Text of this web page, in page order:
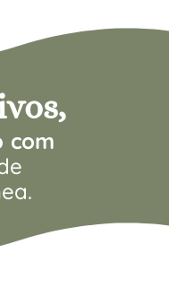
com